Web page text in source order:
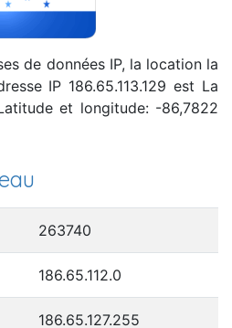
de données IP, la location la
IP 186.65.113.129 est La
et longitude: -86,7822
263740
186.65.112.0
186.65.127.255